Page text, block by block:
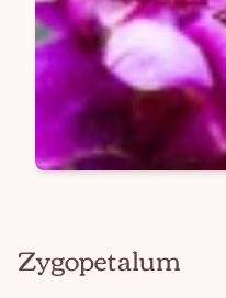
Zygopetalum